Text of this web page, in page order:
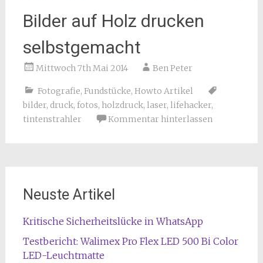
Bilder auf Holz drucken
selbstgemacht
Mittwoch 7th Mai 2014 Ben Peter
Fotografie, Fundstücke, Howto Artikel
bilder, druck, fotos, holzdruck, laser, lifehacker,
tintenstrahler
Kommentar hinterlassen
Neuste Artikel
Kritische Sicherheitslücke in WhatsApp
Testbericht: Walimex Pro Flex LED 500 Bi Color
LED-Leuchtmatte